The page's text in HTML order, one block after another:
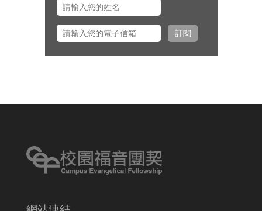
安傳道、大學事工組主任田正平傳
之友並舉辦校園之友會，願主看顧
訂閱